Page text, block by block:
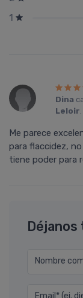
1
Dina
Leloir.
Me parece
para flaccidez,
tiene poder para
Nombre